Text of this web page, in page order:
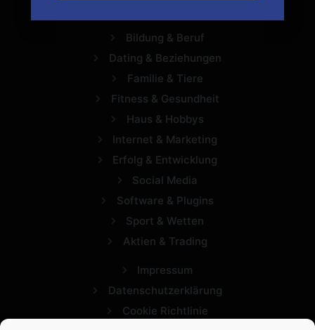
Bildung & Beruf
Dating & Beziehungen
Familie & Tiere
Fitness & Gesundheit
Haus & Hobbys
Internet & Marketing
Erfolg & Entwicklung
Social Media
Software & Plugins
Sport & Wetten
Aktien & Trading
Impressum
Datenschutzerklärung
Cookie Richtlinie